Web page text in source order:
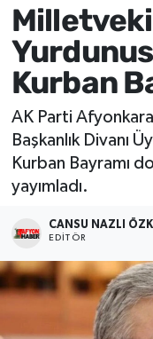
Kurban
AK Parti
Başkanlık Divanı
Kurban Bayramı
yayımladı.
CANSU NAZLI
EDITÖR
Sağlık
Eğitim
Ekonomi
Magazin
Etkinlikler